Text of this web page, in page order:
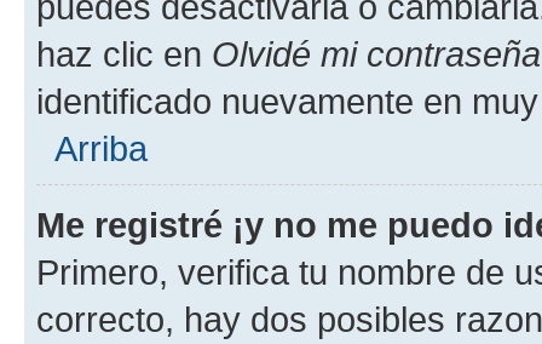
haz clic en Olvidé mi contraseña
identificado nuevamente en
Arriba
Me registré ¡y no me puedo
Primero, verifica tu nombre de
correcto, hay dos posibles